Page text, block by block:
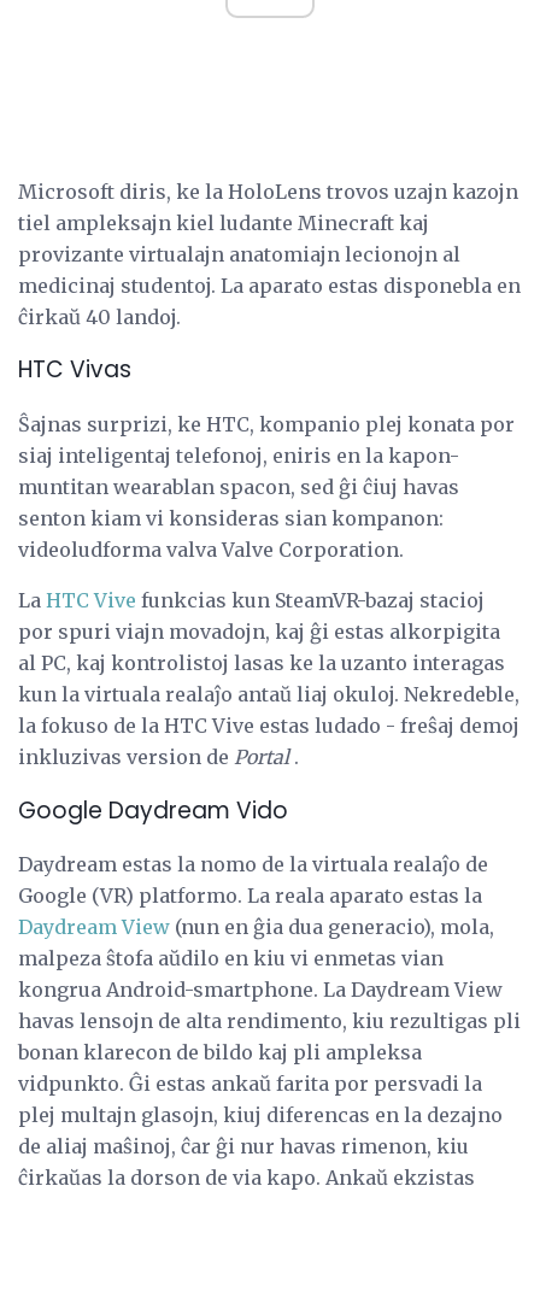
Microsoft diris, ke la HoloLens trovos uzajn kazojn
tiel ampleksajn kiel ludante Minecraft kaj
provizante virtualajn anatomiajn lecionojn al
medicinaj studentoj. La aparato estas disponebla en
ĉirkaŭ 40 landoj.
HTC Vivas
Ŝajnas surprizi, ke HTC, kompanio plej konata por
siaj inteligentaj telefonoj, eniris en la kapon-
muntitan wearablan spacon, sed ĝi ĉiuj havas
senton kiam vi konsideras sian kompanon:
videoludforma valva Valve Corporation.
La HTC Vive funkcias kun SteamVR-bazaj stacioj
por spuri viajn movadojn, kaj ĝi estas alkorpigita
al PC, kaj kontrolistoj lasas ke la uzanto interagas
kun la virtuala realaĵo antaŭ liaj okuloj. Nekredeble,
la fokuso de la HTC Vive estas ludado - freŝaj demoj
inkluzivas version de Portal.
Google Daydream Vido
Daydream estas la nomo de la virtuala realaĵo de
Google (VR) platformo. La reala aparato estas la
Daydream View (nun en ĝia dua generacio), mola,
malpeza ŝtofa aŭdilo en kiu vi enmetas vian
kongrua Android-smartphone. La Daydream View
havas lensojn de alta rendimento, kiu rezultigas pli
bonan klarecon de bildo kaj pli ampleksa
vidpunkto. Ĝi estas ankaŭ farita por persvadi la
plej multajn glasojn, kiuj diferencas en la dezajno
de aliaj maŝinoj, ĉar ĝi nur havas rimenon, kiu
ĉirkaŭas la dorson de via kapo. Ankaŭ ekzistas